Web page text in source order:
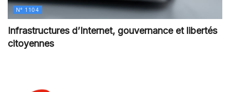
N° 1104
Infrastructures d’Internet, gouvernance et libertés
citoyennes